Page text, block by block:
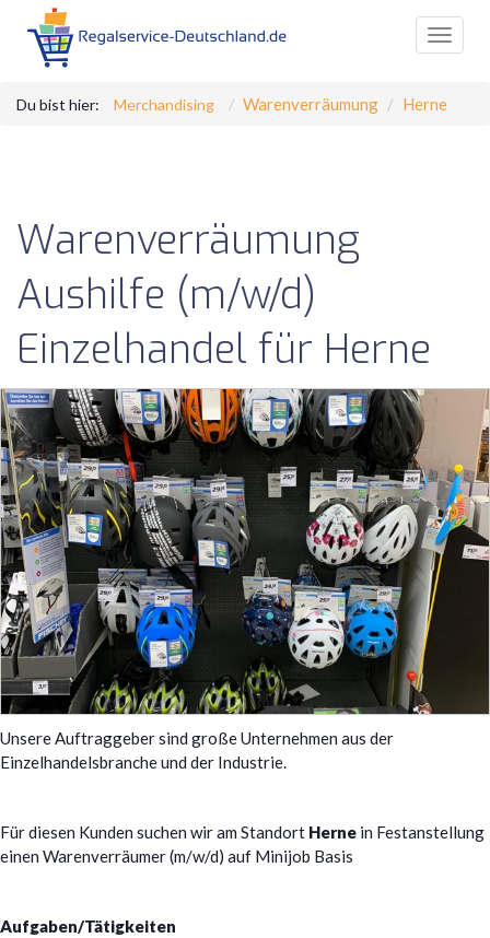
Toggle
Du bist hier: Merchandising Warenverräumung Herne
Warenverräumung
Aushilfe (m/w/d)
Einzelhandel für Herne
Unsere Auftraggeber sind große Unternehmen aus der
Einzelhandelsbranche und der Industrie.
Für diesen Kunden suchen wir am Standort Herne in Festanstellung
einen Warenverräumer (m/w/d) auf Minijob Basis
Aufgaben/Tätigkeiten